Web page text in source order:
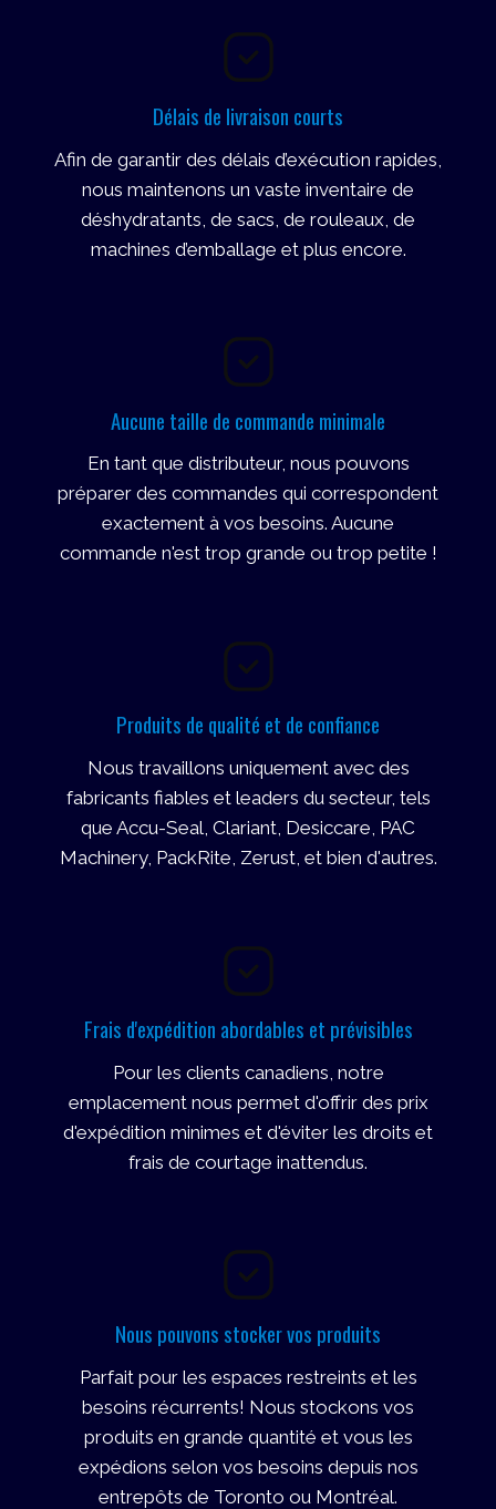
Délais de livraison courts
Afin de garantir des délais d’exécution rapides,
nous maintenons un vaste inventaire de
déshydratants, de sacs, de rouleaux, de
machines d’emballage et plus encore.
Aucune taille de commande minimale
En tant que distributeur, nous pouvons
préparer des commandes qui correspondent
exactement à vos besoins. Aucune
commande n'est trop grande ou trop petite !
Produits de qualité et de confiance
Nous travaillons uniquement avec des
fabricants fiables et leaders du secteur, tels
que Accu-Seal, Clariant, Desiccare, PAC
Machinery, PackRite, Zerust, et bien d'autres.
Frais d'expédition abordables et prévisibles
Pour les clients canadiens, notre
emplacement nous permet d'offrir des prix
d'expédition minimes et d'éviter les droits et
frais de courtage inattendus.
Nous pouvons stocker vos produits
Parfait pour les espaces restreints et les
besoins récurrents! Nous stockons vos
produits en grande quantité et vous les
expédions selon vos besoins depuis nos
entrepôts de Toronto ou Montréal.